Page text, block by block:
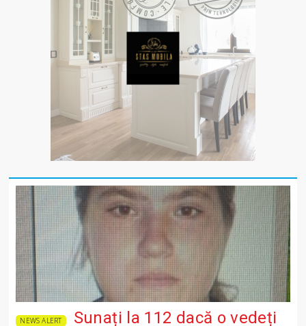
NEWS ALERT
Sunați la 112 dacă o vedeți